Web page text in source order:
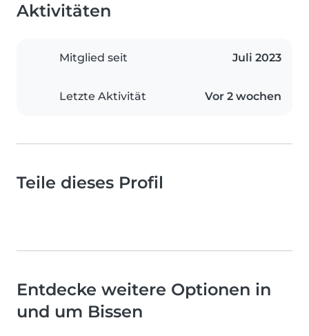
Aktivitäten
Mitglied seit Juli 2023
Letzte Aktivität Vor 2 wochen
Teile dieses Profil
Entdecke weitere Optionen in
und um Bissen